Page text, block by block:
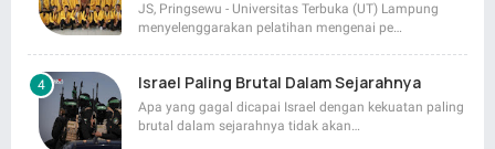
JS, Pringsewu - Universitas Terbuka (UT) Lampung
menyelenggarakan pelatihan mengenai pe…
Israel Paling Brutal Dalam Sejarahnya
Apa yang gagal dicapai Israel dengan kekuatan paling
brutal dalam sejarahnya tidak akan…